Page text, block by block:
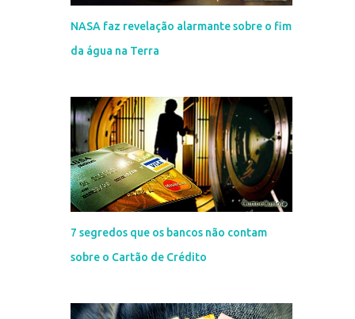
NASA faz revelação alarmante sobre o fim
da água na Terra
7 segredos que os bancos não contam
sobre o Cartão de Crédito